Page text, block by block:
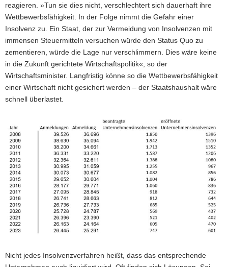
reagieren. »Tun sie dies nicht, verschlechtert sich dauerhaft ihre
Wettbewerbsfähigkeit. In der Folge nimmt die Gefahr einer
Insolvenz zu. Ein Staat, der zur Vermeidung von Insolvenzen mit
immensen Steuermitteln versuchen würde den Status Quo zu
zementieren, würde die Lage nur verschlimmern. Dies wäre keine
in die Zukunft gerichtete Wirtschaftspolitik«, so der
Wirtschaftsminister. Langfristig könne so die Wettbewerbsfähigkeit
einer Wirtschaft nicht gesichert werden – der Staatshaushalt wäre
schnell überlastet.
Nicht jedes Insolvenzverfahren heißt, dass das entsprechende